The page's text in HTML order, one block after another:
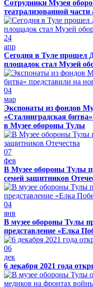
Сотрудники Музея
театрализованной
24
апр
Сегодня в Туле прошел
площадок стал Музей
04
мар
Экспонаты из фондов
«Сталинградская
в Музее обороны Тулы
07
фев
В Музее обороны Тулы
семей защитников
04
янв
В музее обороны Тулы
представление «Елка
06
дек
6 декабря 2021 года